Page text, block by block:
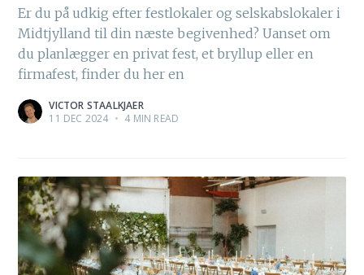
Er du på udkig efter festlokaler og selskabslokaler i
Midtjylland til din næste begivenhed? Uanset om
du planlægger en privat fest, et bryllup eller en
firmafest, finder du her en
VICTOR STAALKJAER
11 DEC 2024 • 4 MIN READ